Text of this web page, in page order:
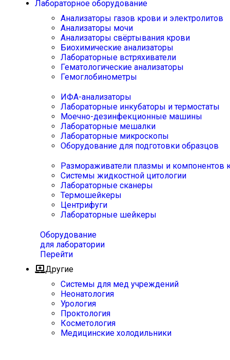
Лабораторное оборудование
Анализаторы газов крови и электролитов
Анализаторы мочи
Анализаторы свёртывания крови
Биохимические анализаторы
Лабораторные встряхиватели
Гематологические анализаторы
Гемоглобинометры
ИФА-анализаторы
Лабораторные инкубаторы и термостаты
Моечно-дезинфекционные машины
Лабораторные мешалки
Лабораторные микроскопы
Оборудование для подготовки образцов
Размораживатели плазмы и компонентов
Системы жидкостной цитологии
Лабораторные сканеры
Термошейкеры
Центрифуги
Лабораторные шейкеры
Оборудование
для лаборатории
Перейти
Другие
Системы для мед учреждений
Неонатология
Урология
Проктология
Косметология
Медицинские холодильники